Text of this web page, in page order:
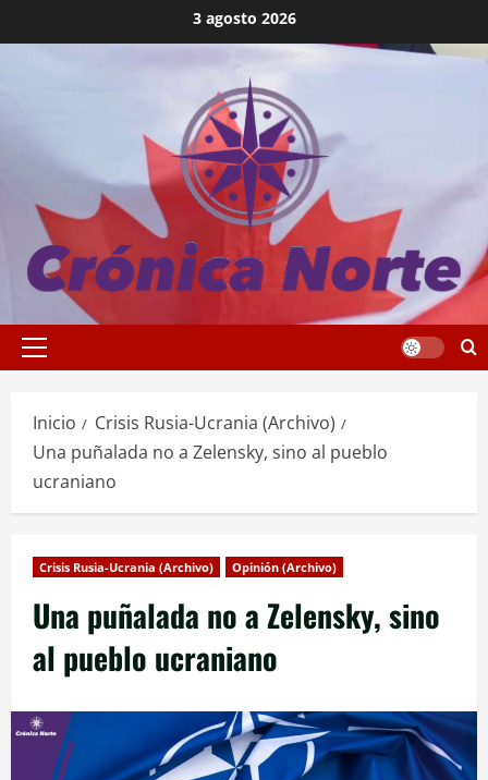
al
3 agosto 2026
Menú
Inicio
Crisis Rusia-Ucrania (Archivo)
Una puñalada no a Zelensky, sino al pueblo
ucraniano
Crisis Rusia-Ucrania (Archivo) Opinión (Archivo)
Una puñalada no a Zelensky, sino
al pueblo ucraniano